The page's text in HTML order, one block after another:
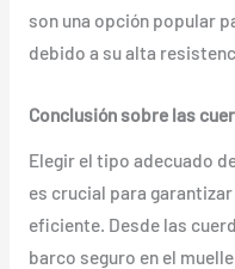
son una opción popular
debido a su alta
Conclusión sobre las
Elegir el tipo adecuado
es crucial para
eficiente. Desde las
barco seguro en el